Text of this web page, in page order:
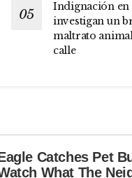
Indignación en
investigan un
maltrato
calle